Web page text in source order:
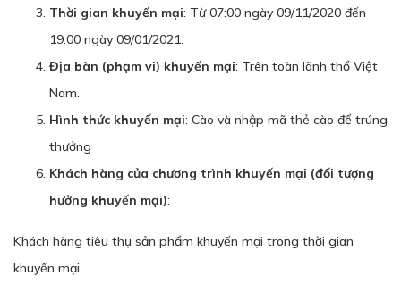
Thời gian khuyến mại: Từ 07:00 ngày 09/11/2020 đến
19:00 ngày 09/01/2021.
Địa bàn (phạm vi) khuyến mại: Trên toàn lãnh thổ Việt
Nam.
Hình thức khuyến mại: Cào và nhập mã thẻ cào để trúng
thưởng
Khách hàng của chương trình khuyến mại (đối tượng
hưởng khuyến mại):
Khách hàng tiêu thụ sản phẩm khuyến mại trong thời gian
khuyến mại.